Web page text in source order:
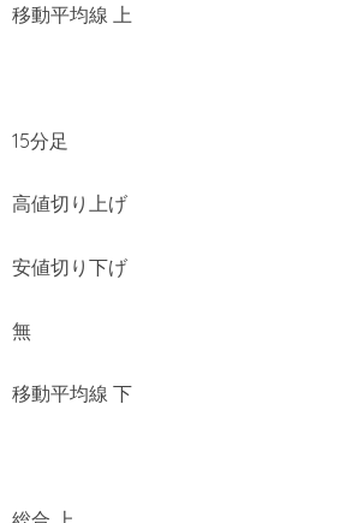
移動平均線 上
15分足
高値切り上げ
安値切り下げ
無
移動平均線 下